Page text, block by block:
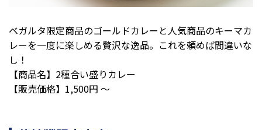
ベガルタ限定商品のゴールドカレーと人気商品のキーマカ
レーを一度に楽しめる贅沢な逸品。これを頼めば間違いな
し！
【商品名】2種合い盛りカレー
【販売価格】1,500円 ～